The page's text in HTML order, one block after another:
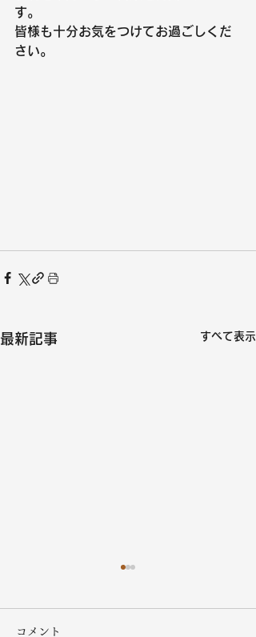
す。
皆様も十分お気をつけてお過ごしくだ
さい。
最新記事 すべて表示
コメント